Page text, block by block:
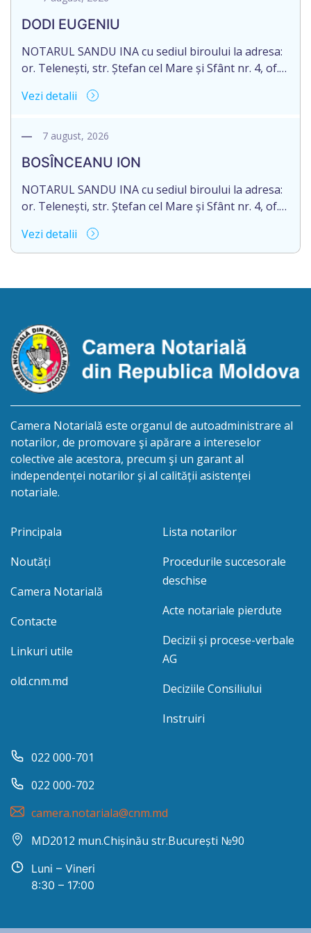
de 16.05.2027 termenul de opțiune pentru
acceptarea […]
DODI EUGENIU
NOTARUL SANDU INA cu sediul biroului la adresa:
or. Telenești, str. Ștefan cel Mare și Sfânt nr. 4, of.
succesorale în urma decesului cet. DODI EUGENIU,
2003035009604, decedat/ă la data de 12.01.2026
/doisprezece ianuarie anul două mii douăzeci și
șase/. Eliberarea certificatului de moștenitor este
[…]
Vezi detalii
7 august, 2026
BOSÎNCEANU ION
NOTARUL SANDU INA cu sediul biroului la adresa:
or. Telenești, str. Ștefan cel Mare și Sfânt nr. 4, of.
succesorale în urma decesului cet. BOSÎNCEANU
ION, născut/ă la 21.07.1980, cod personal
/cincisprezece mai anul două mii douăzeci și unu/.
Vezi detalii
Camera Notarială este organul de autoadministrare al
notarilor, de promovare şi apărare a intereselor
colective ale acestora, precum şi un garant al
independenței notarilor și al calității asistenței
notariale.
Principala
Noutăți
Camera Notarială
Contacte
Linkuri utile
old.cnm.md
Lista notarilor
Procedurile succesorale
deschise
Acte notariale pierdute
Decizii și procese-verbale
AG
Deciziile Consiliului
Instruiri
022 000-701
022 000-702
camera.notariala@cnm.md
MD2012 mun.Chișinău str.București №90
Luni – Vineri
8:30 – 17:00